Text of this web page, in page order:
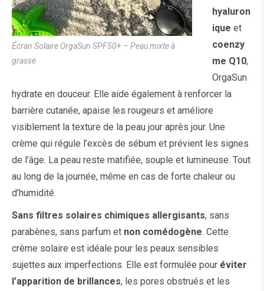
Écran Solaire OrgaSun SPF50+ – Peau mixte à
grasse
hyaluron
ique et
coenzy
me Q10,
OrgaSun
hydrate en douceur. Elle aide également à renforcer la
barrière cutanée, apaise les rougeurs et améliore
visiblement la texture de la peau jour après jour. Une
crème qui régule l’excès de sébum et prévient les signes
de l’âge. La peau reste matifiée, souple et lumineuse. Tout
au long de la journée, même en cas de forte chaleur ou
d’humidité.
Sans filtres solaires chimiques allergisants, sans
parabènes, sans parfum et non comédogène. Cette
crème solaire est idéale pour les peaux sensibles
sujettes aux imperfections. Elle est formulée pour éviter
l’apparition de brillances, les pores obstrués et les